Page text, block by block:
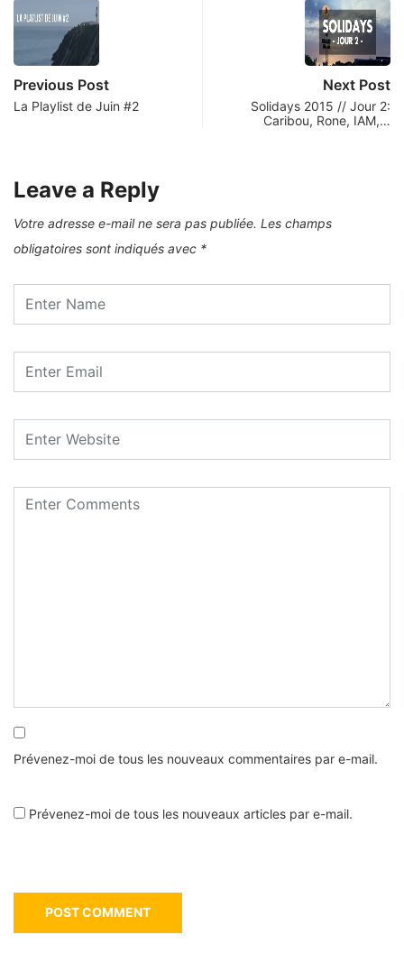
Previous Post
La Playlist de Juin #2
Next Post
Solidays 2015 // Jour 2:
Caribou, Rone, IAM,…
Leave a Reply
Votre adresse e-mail ne sera pas publiée. Les champs
obligatoires sont indiqués avec *
Prévenez-moi de tous les nouveaux commentaires par e-mail.
Prévenez-moi de tous les nouveaux articles par e-mail.